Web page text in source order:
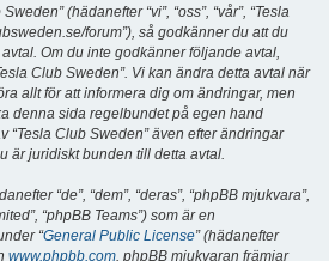
(hädanefter “vi”, “oss”, “vår”, “Tesla
forum”), så godkänner du att du
Om du inte godkänner följande avtal,
Club Sweden”. Vi kan ändra detta avtal när
allt för att informera dig om ändringar, men
denna sida regelbundet på egen hand
“Tesla Club Sweden” även efter ändringar
är juridiskt bunden till detta avtal.
“de”, “dem”, “deras”, “phpBB mjukvara”,
“phpBB Teams”) som är en
“General Public License” (hädanefter
www.phpbb.com. phpBB mjukvaran främjar